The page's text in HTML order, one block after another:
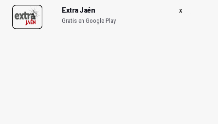
Extra Jaén
Gratis en Google Play